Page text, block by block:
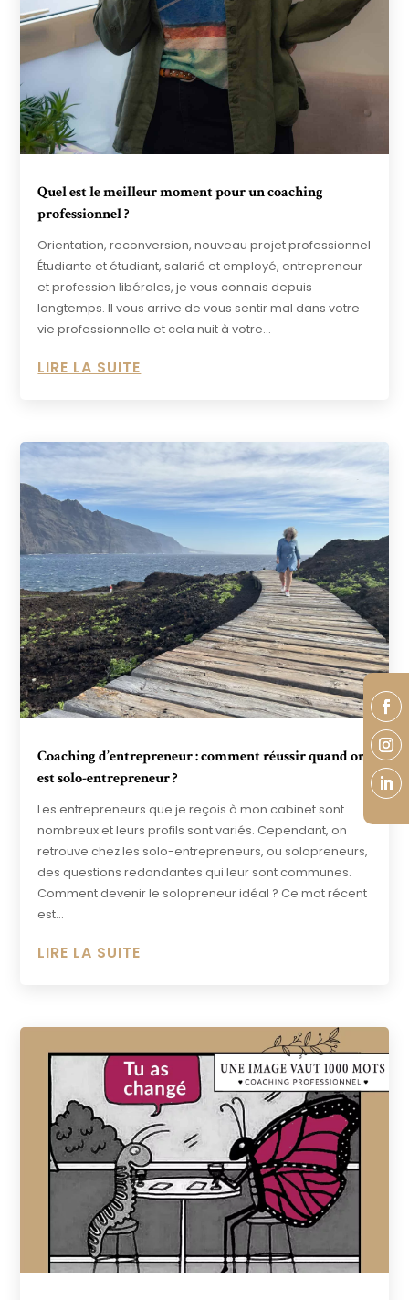
Quel est le meilleur moment pour un coaching
professionnel ?
Orientation, reconversion, nouveau projet professionnel
Étudiante et étudiant, salarié et employé, entrepreneur
et profession libérales, je vous connais depuis
longtemps. Il vous arrive de vous sentir mal dans votre
vie professionnelle et cela nuit à votre...
LIRE LA SUITE
Coaching d’entrepreneur : comment réussir quand on
est solo-entrepreneur ?
Les entrepreneurs que je reçois à mon cabinet sont
nombreux et leurs profils sont variés. Cependant, on
retrouve chez les solo-entrepreneurs, ou solopreneurs,
des questions redondantes qui leur sont communes.
Comment devenir le solopreneur idéal ? Ce mot récent
est...
LIRE LA SUITE